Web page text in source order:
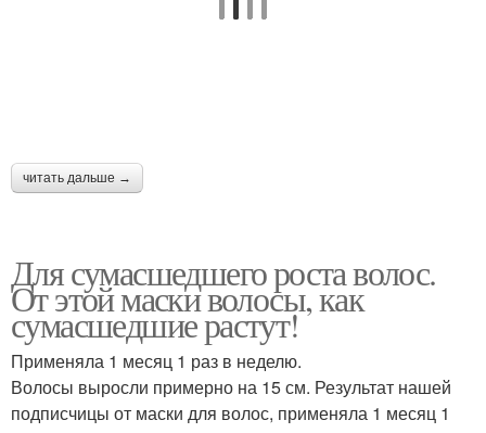
читать дальше →
Для сумасшедшего роста волос.
От этой маски волосы, как
сумасшедшие растут!
Применяла 1 месяц 1 раз в неделю.
Волосы выросли примерно на 15 см. Результат нашей
подписчицы от маски для волос, применяла 1 месяц 1